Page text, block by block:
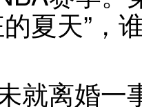
夏天”，
离婚一